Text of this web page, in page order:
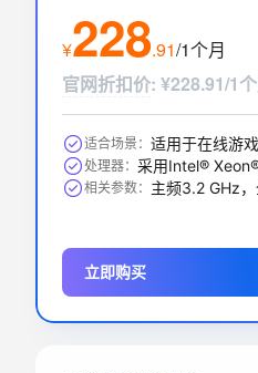
¥228.91/1个月
官网折扣价: ¥228.91/1
适合场景：
处理器： 采用Intel®
相关参数：
立即购买